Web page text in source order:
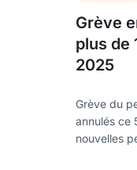
Grève
plus de
2025
Grève du
annulés ce
nouvelles